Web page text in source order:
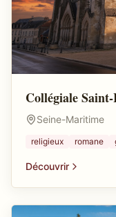
Collégiale
Seine-Maritime
religieux romane
Découvrir